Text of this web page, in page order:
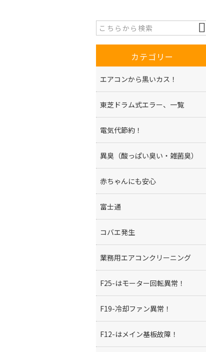
カテゴリー
エアコンから黒いカス！
東芝ドラム式エラー、一覧
電気代節約！
異臭（酸っぱい臭い・雑菌臭）
赤ちゃんにも安心
富士通
コバエ発生
業務用エアコンクリーニング
F25-はモーター回転異常！
F19-冷却ファン異常！
F12-はメイン基板故障！